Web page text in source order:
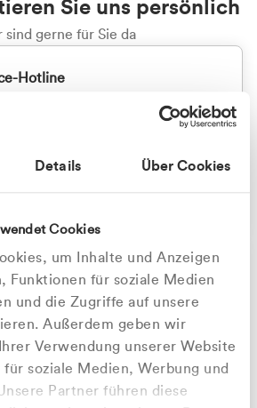
Details Über Cookies
Cookies
um Inhalte und Anzeigen
Funktionen für soziale Medien
und die Zugriffe auf unsere
Außerdem geben wir
Verwendung unserer Website
für soziale Medien, Werbung und
Partner führen diese
Sie uns persönlich
sind gerne für Sie da
Hotline
Apilash Balanesan